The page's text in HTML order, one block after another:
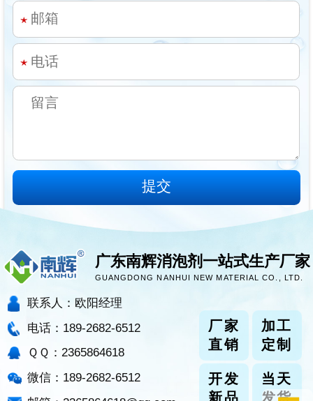
广东南辉消泡剂一站式生产厂家
GUANGDONG NANHUI NEW MATERIAL CO., LTD.
厂家
直销
加工
定制
开发
新品
当天
发货
联系人：欧阳经理
电话：189-2682-6512
ＱＱ：2365864618
微信：189-2682-6512